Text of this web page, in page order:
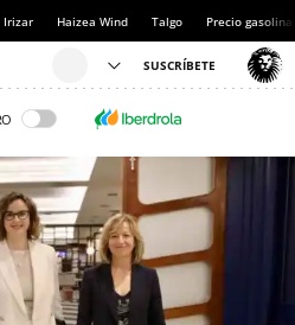
Irizar Haizea Wind Talgo Precio gasolina